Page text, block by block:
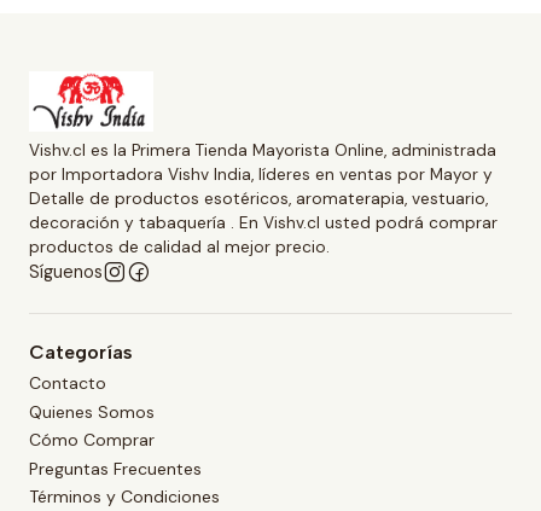
Vishv.cl es la Primera Tienda Mayorista Online, administrada
por Importadora Vishv India, líderes en ventas por Mayor y
Detalle de productos esotéricos, aromaterapia, vestuario,
decoración y tabaquería . En Vishv.cl usted podrá comprar
productos de calidad al mejor precio.
Síguenos
Categorías
Contacto
Quienes Somos
Cómo Comprar
Preguntas Frecuentes
Términos y Condiciones